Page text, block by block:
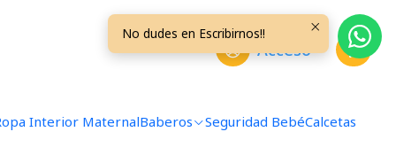
Acceso
Interior MaternalBaberos Seguridad BebéCalcetas
No dudes en Escribirnos!!